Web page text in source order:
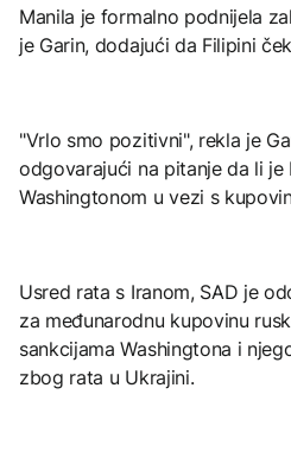
Manila je formalno podnijela
je Garin, dodajući da Filipini
"Vrlo smo pozitivni", rekla je
odgovarajući na pitanje da li
Washingtonom u vezi s
Usred rata s Iranom, SAD je
za međunarodnu kupovinu
sankcijama Washingtona i
zbog rata u Ukrajini.